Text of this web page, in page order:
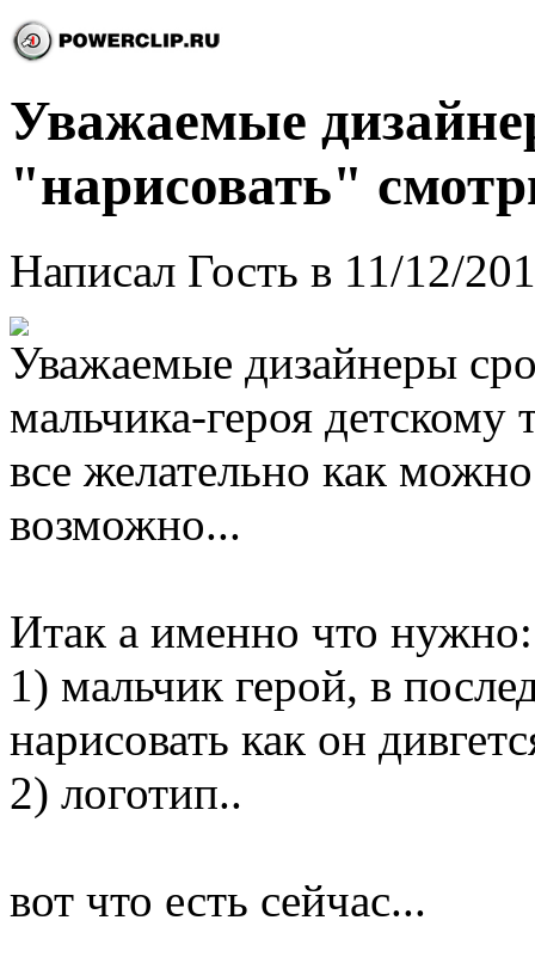
Уважаемые
"нарисовать"
Написал Гость в 11/12/
Уважаемые дизайнеры
мальчика-героя детскому
все желательно как
возможно...
Итак а именно что нужно:
1) мальчик герой, в
нарисовать как он
2) логотип..
вот что есть сейчас...